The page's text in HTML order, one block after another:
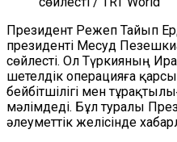
Президент Режеп Тайып
президенті Месуд
сөйлесті. Ол Түркияның
шетелдік операцияға
бейбітшілігі мен
мәлімдеді. Бұл туралы
әлеуметтік желісінде